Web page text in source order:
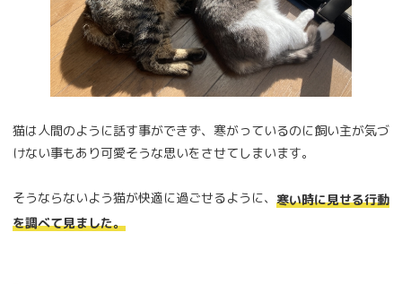
猫は人間のように話す事ができず、寒がっているのに飼い主が気づ
けない事もあり可愛そうな思いをさせてしまいます。
そうならないよう猫が快適に過ごせるように、 寒い時に見せる行動
を調べて見ました。